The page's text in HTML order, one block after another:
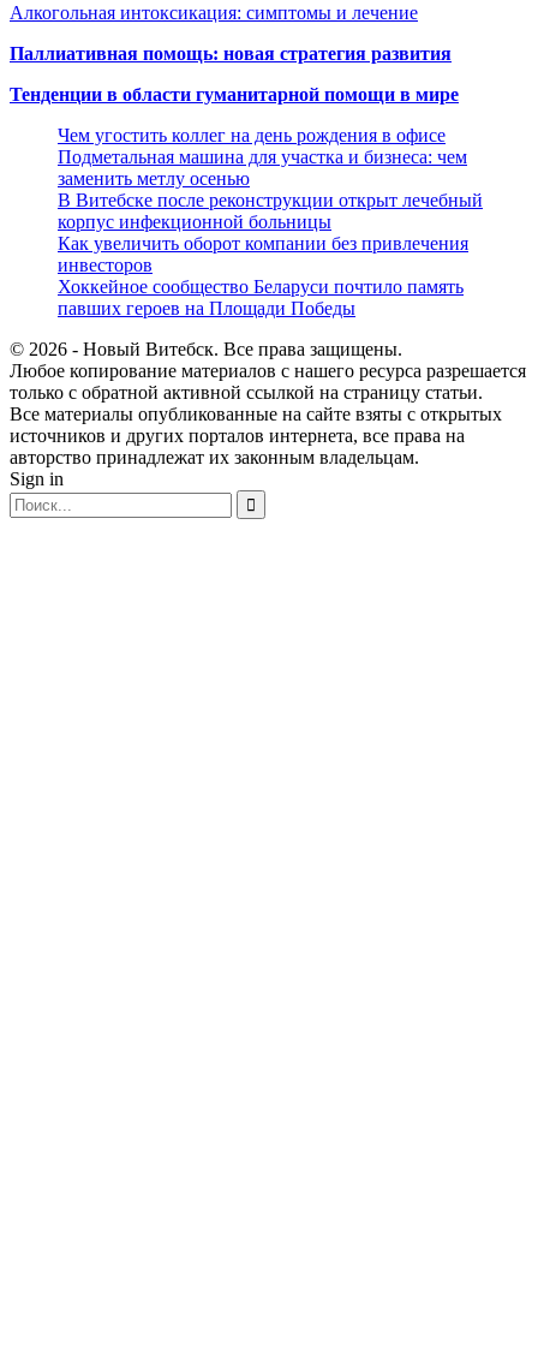
Алкогольная интоксикация: симптомы и лечение
Паллиативная помощь: новая стратегия развития
Тенденции в области гуманитарной помощи в мире
Чем угостить коллег на день рождения в офисе
Подметальная машина для участка и бизнеса: чем
заменить метлу осенью
В Витебске после реконструкции открыт лечебный
корпус инфекционной больницы
Как увеличить оборот компании без привлечения
инвесторов
Хоккейное сообщество Беларуси почтило память
павших героев на Площади Победы
© 2026 - Новый Витебск. Все права защищены.
Любое копирование материалов с нашего ресурса разрешается
только с обратной активной ссылкой на страницу статьи.
Все материалы опубликованные на сайте взяты с открытых
источников и других порталов интернета, все права на
авторство принадлежат их законным владельцам.
Sign in